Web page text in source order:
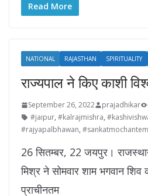
Read More
NATIONAL RAJASTHAN SPIRITUALITY
राज्यपाल ने किए काशी
September 26, 2022 prajadhikar
#jaipur, #kalrajmishra,
#rajyapalbhawan,
26 सितम्बर, 22 जयपुर।
मिश्र ने सोमवार शाम भगवान शिव
प्राचीनतम